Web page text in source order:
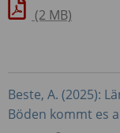
(2 MB)
Beste, A. (2025):
Böden kommt es